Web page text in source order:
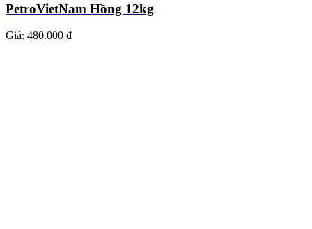
PetroVietNam Hồng 12kg
Giá: 480.000 ₫